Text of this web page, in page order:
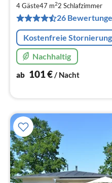
4 Gäste47 m22 Schlafzimmer
26
Kostenfreie Stornierung
Nachhaltig
ab 101€/ Nacht